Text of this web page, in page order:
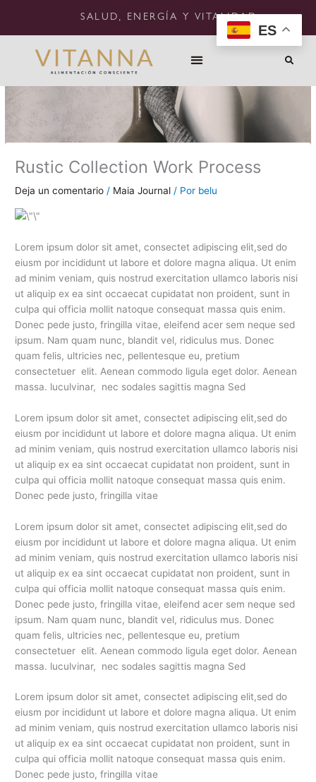
contenido
SALUD, ENERGÍA Y VITALIDAD.
Rustic Collection Work Process
Deja un comentario / Maia Journal / Por belu
Lorem ipsum dolor sit amet, consectet adipiscing elit,sed do
eiusm por incididunt ut labore et dolore magna aliqua. Ut enim
ad minim veniam, quis nostrud exercitation ullamco laboris nisi
ut aliquip ex ea sint occaecat cupidatat non proident, sunt in
culpa qui officia mollit natoque consequat massa quis enim.
Donec pede justo, fringilla vitae, eleifend acer sem neque sed
ipsum. Nam quam nunc, blandit vel, ridiculus mus. Donec
quam felis, ultricies nec, pellentesque eu, pretium
consectetuer elit. Aenean commodo ligula eget dolor. Aenean
massa. luculvinar, nec sodales sagittis magna Sed
Lorem ipsum dolor sit amet, consectet adipiscing elit,sed do
eiusm por incididunt ut labore et dolore magna aliqua. Ut enim
ad minim veniam, quis nostrud exercitation ullamco laboris nisi
ut aliquip ex ea sint occaecat cupidatat non proident, sunt in
culpa qui officia mollit natoque consequat massa quis enim.
Donec pede justo, fringilla vitae
Lorem ipsum dolor sit amet, consectet adipiscing elit,sed do
eiusm por incididunt ut labore et dolore magna aliqua. Ut enim
ad minim veniam, quis nostrud exercitation ullamco laboris nisi
ut aliquip ex ea sint occaecat cupidatat non proident, sunt in
culpa qui officia mollit natoque consequat massa quis enim.
Donec pede justo, fringilla vitae, eleifend acer sem neque sed
ipsum. Nam quam nunc, blandit vel, ridiculus mus. Donec
quam felis, ultricies nec, pellentesque eu, pretium
consectetuer elit. Aenean commodo ligula eget dolor. Aenean
massa. luculvinar, nec sodales sagittis magna Sed
Lorem ipsum dolor sit amet, consectet adipiscing elit,sed do
eiusm por incididunt ut labore et dolore magna aliqua. Ut enim
ad minim veniam, quis nostrud exercitation ullamco laboris nisi
ut aliquip ex ea sint occaecat cupidatat non proident, sunt in
culpa qui officia mollit natoque consequat massa quis enim.
Donec pede justo, fringilla vitae
ES